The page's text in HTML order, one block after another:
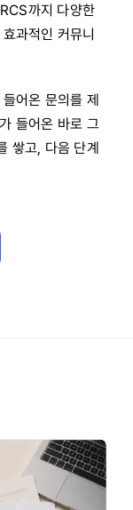
까지 다양한
과적인 커뮤니
어온 문의를 제
들어온 바로 그
쌓고, 다음 단계